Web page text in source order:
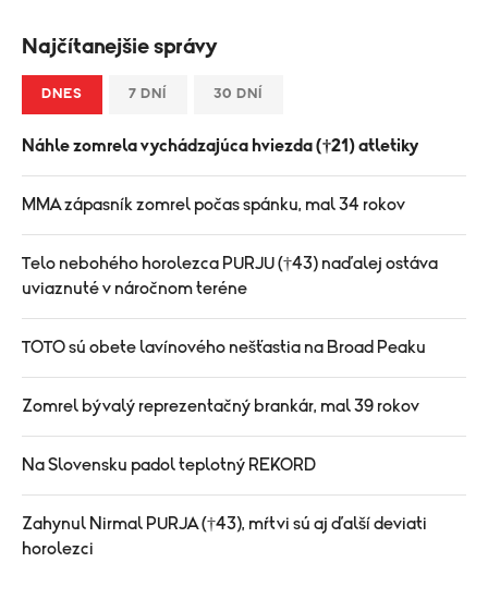
Najčítanejšie správy
DNES 7 DNÍ 30 DNÍ
Náhle zomrela vychádzajúca hviezda (†21) atletiky
MMA zápasník zomrel počas spánku, mal 34 rokov
Telo nebohého horolezca PURJU (†43) naďalej ostáva
uviaznuté v náročnom teréne
TOTO sú obete lavínového nešťastia na Broad Peaku
Zomrel bývalý reprezentačný brankár, mal 39 rokov
Na Slovensku padol teplotný REKORD
Zahynul Nirmal PURJA (†43), mŕtvi sú aj ďalší deviati
horolezci